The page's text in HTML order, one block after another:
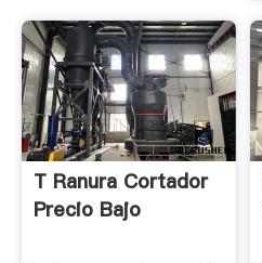
T Ranura Cortador
Precio Bajo